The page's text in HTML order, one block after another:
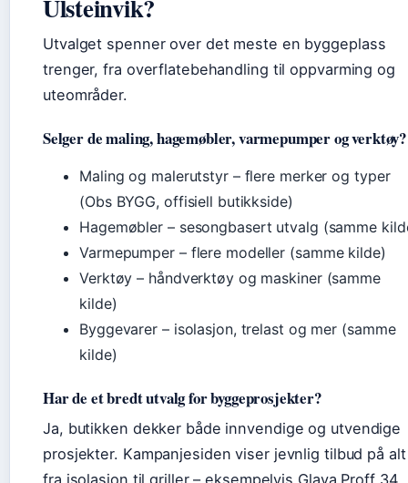
Ulsteinvik?
Utvalget spenner over det meste en byggeplass
trenger, fra overflatebehandling til oppvarming og
uteområder.
Selger de maling, hagemøbler, varmepumper og verktøy?
Maling og malerutstyr – flere merker og typer
(Obs BYGG, offisiell butikkside)
Hagemøbler – sesongbasert utvalg (samme
Varmepumper – flere modeller (samme kilde)
Verktøy – håndverktøy og maskiner (samme
kilde)
Byggevarer – isolasjon, trelast og mer (samme
kilde)
Har de et bredt utvalg for byggeprosjekter?
Ja, butikken dekker både innvendige og utvendige
prosjekter. Kampanjesiden viser jevnlig tilbud på alt
fra isolasjon til griller – eksempelvis Glava Proff 34